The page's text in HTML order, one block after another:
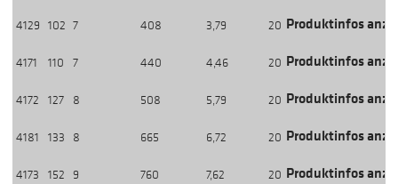
4129 102 7 408 3,79 20 Produktinfos
4171 110 7 440 4,46 20 Produktinfos
4172 127 8 508 5,79 20 Produktinfos
4181 133 8 665 6,72 20 Produktinfos
4173 152 9 760 7,62 20 Produktinfos